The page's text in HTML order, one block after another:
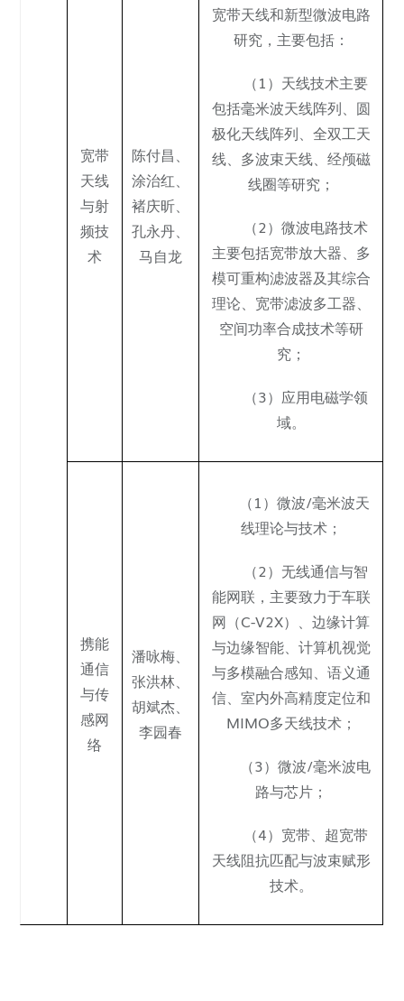
宽带
天线
与射
频技
术
陈付昌、
涂治红、
褚庆昕、
孔永丹、
马自龙
宽带天线和新型微波电路
研究，主要包括：
（1）天线技术主要
包括毫米波天线阵列、圆
极化天线阵列、全双工天
线、多波束天线、经颅磁
线圈等研究；
（2）微波电路技术
主要包括宽带放大器、多
模可重构滤波器及其综合
理论、宽带滤波多工器、
空间功率合成技术等研
究；
（3）应用电磁学领
域。
携能
通信
与传
感网
络
潘咏梅、
张洪林、
胡斌杰、
李园春
（1）微波/毫米波天
线理论与技术；
（2）无线通信与智
能网联，主要致力于车联
网（C-V2X）、边缘计算
与边缘智能、计算机视觉
与多模融合感知、语义通
信、室内外高精度定位和
MIMO多天线技术；
（3）微波/毫米波电
路与芯片；
（4）宽带、超宽带
天线阻抗匹配与波束赋形
技术。